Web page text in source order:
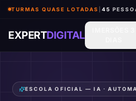
TURMAS QUASE LOTADAS 46
EXPERTDIGITAL
ESCOLA OFICIAL — IA ·